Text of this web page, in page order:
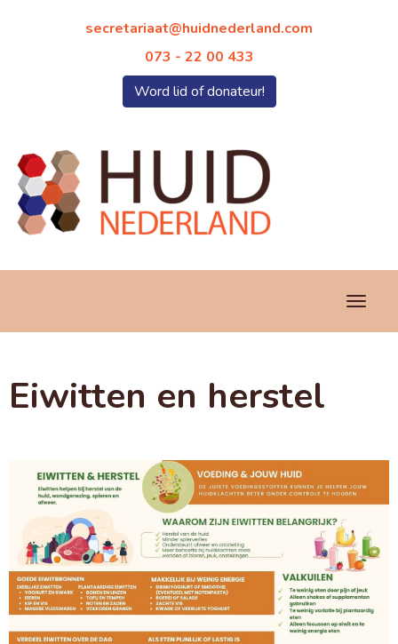
taairaterces@huidnederland.com
073 - 22 00 433
Word lid of donateur!
Eiwitten en herstel